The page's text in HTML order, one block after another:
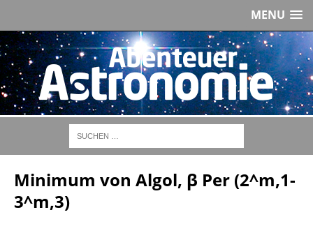
MENU
Minimum von Algol, β Per (2^m,1-
3^m,3)